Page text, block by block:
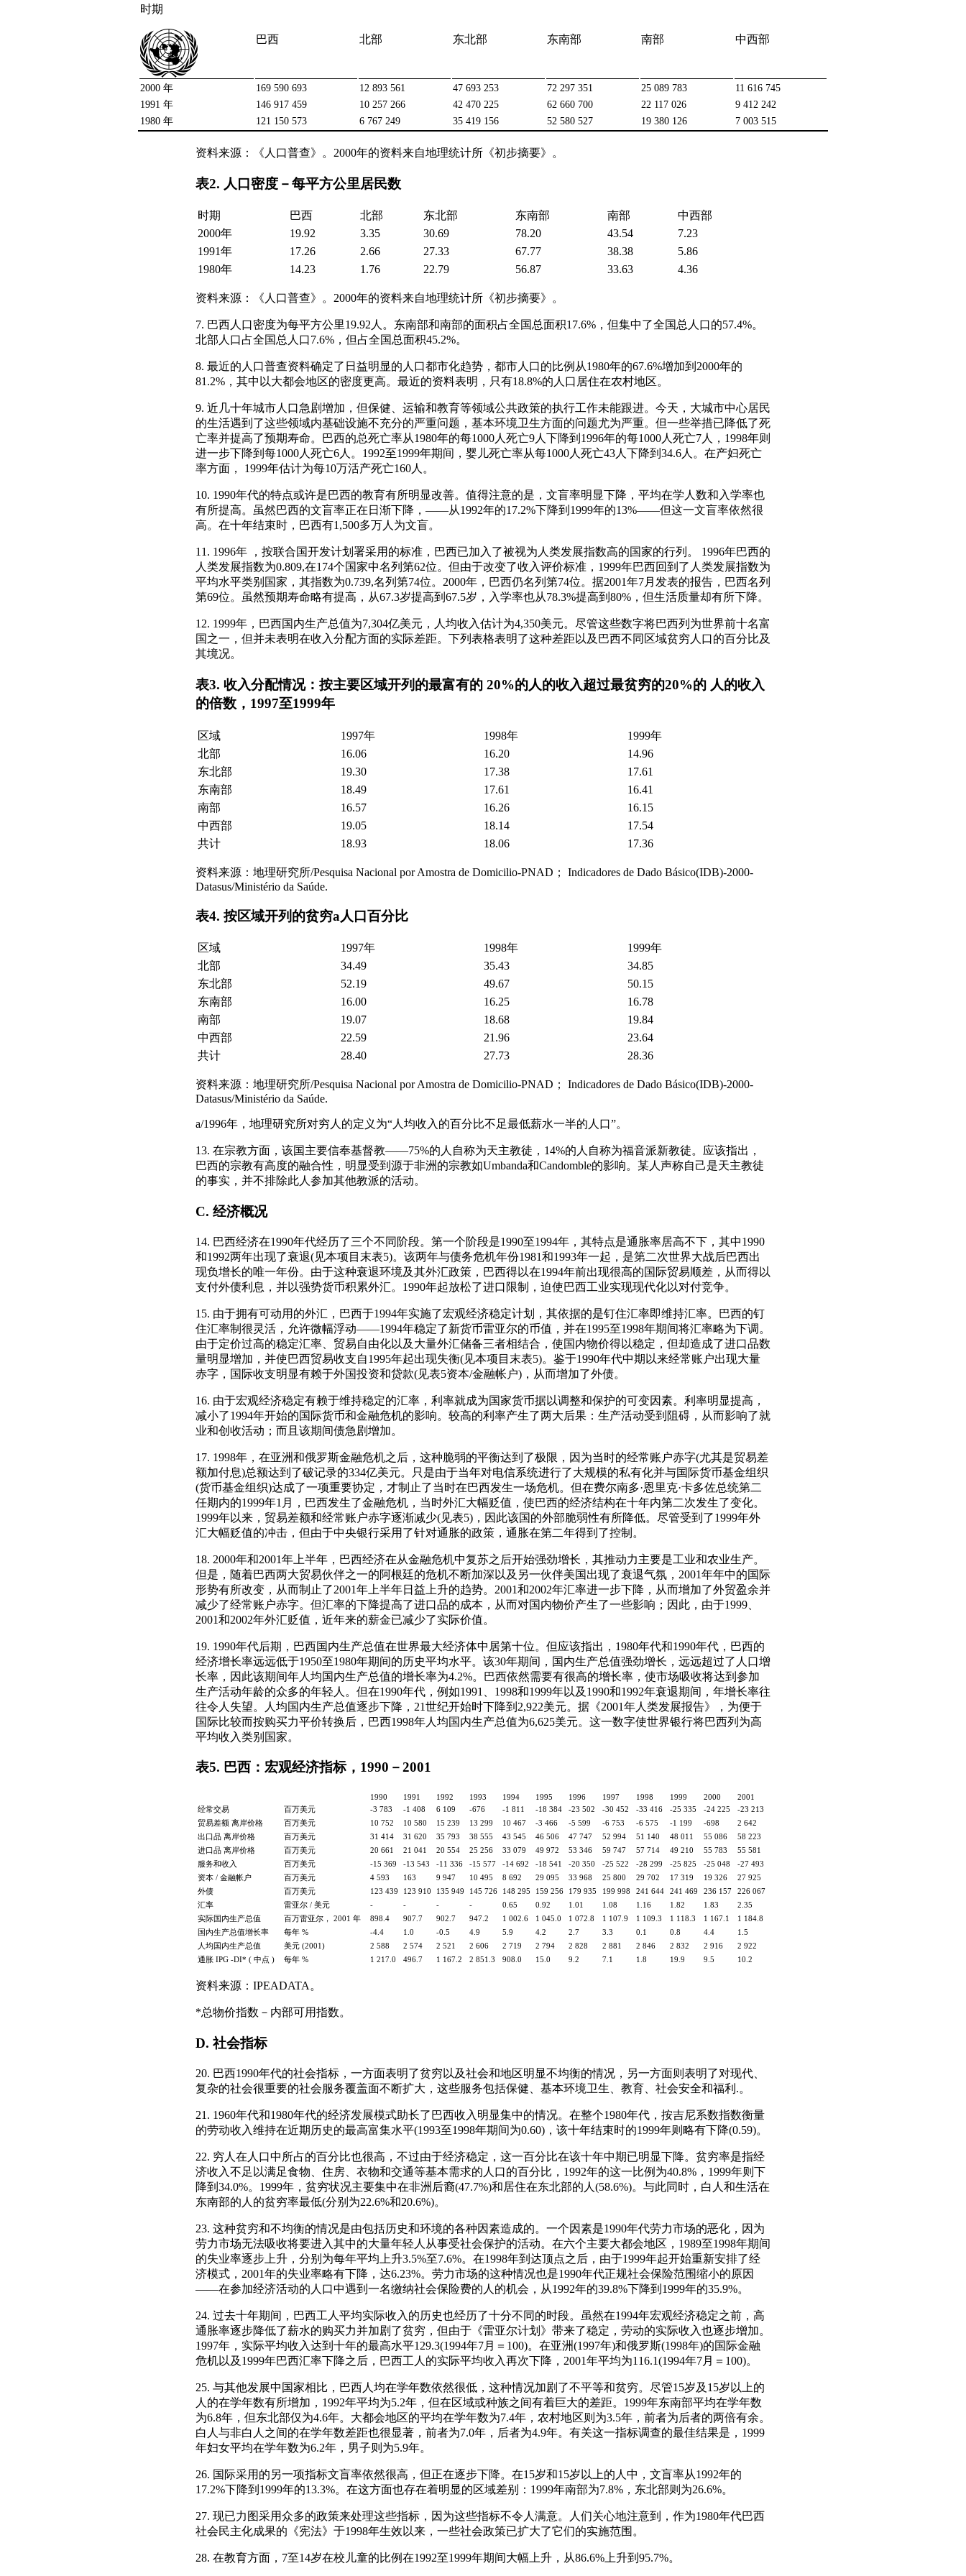
时期
巴西 北部 东北部 东南部 南部 中西部
2000 年 169 590 693 12 893 561 47 693 253 72 297 351 25 089 783
11 616 745
1991 年
146 917 459 10 257 266 42 470 225 62 660 700 22 117 026
9 412 242
1980 年
121 150 573 6 767 249 35 419 156 52 580 527 19 380 126 7 003 515
资料来源：《人口普查》。2000年的资料来自地理统计所《初步摘要》。
表2. 人口密度－每平方公里居民数
时期 巴西 北部 东北部 东南部 南部
中西部
2000年
19.92 3.35 30.69 78.20 43.54
7.23
1991年
17.26 2.66 27.33 67.77 38.38
5.86
1980年
14.23 1.76 22.79 56.87 33.63 4.36
资料来源：《人口普查》。2000年的资料来自地理统计所《初步摘要》。
7. 巴西人口密度为每平方公里19.92人。东南部和南部的面积占全国总面积17.6%，但集中了全国总人口的57.4%。
北部人口占全国总人口7.6%，但占全国总面积45.2%。
8. 最近的人口普查资料确定了日益明显的人口都市化趋势，都市人口的比例从1980年的67.6%增加到2000年的
81.2%，其中以大都会地区的密度更高。最近的资料表明，只有18.8%的人口居住在农村地区。
9. 近几十年城市人口急剧增加，但保健、运输和教育等领域公共政策的执行工作未能跟进。今天，大城市中心居民
的生活遇到了这些领域内基础设施不充分的严重问题，基本环境卫生方面的问题尤为严重。但一些举措已降低了死
亡率并提高了预期寿命。巴西的总死亡率从1980年的每1000人死亡9人下降到1996年的每1000人死亡7人，1998年则
进一步下降到每1000人死亡6人。1992至1999年期间，婴儿死亡率从每1000人死亡43人下降到34.6人。在产妇死亡
率方面， 1999年估计为每10万活产死亡160人。
10. 1990年代的特点或许是巴西的教育有所明显改善。值得注意的是，文盲率明显下降，平均在学人数和入学率也
有所提高。虽然巴西的文盲率正在日渐下降，――从1992年的17.2%下降到1999年的13%――但这一文盲率依然很
高。在十年结束时，巴西有1,500多万人为文盲。
11. 1996年 ，按联合国开发计划署采用的标准，巴西已加入了被视为人类发展指数高的国家的行列。 1996年巴西的
人类发展指数为0.809,在174个国家中名列第62位。但由于改变了收入评价标准，1999年巴西回到了人类发展指数为
平均水平类别国家，其指数为0.739,名列第74位。2000年，巴西仍名列第74位。据2001年7月发表的报告，巴西名列
第69位。虽然预期寿命略有提高，从67.3岁提高到67.5岁，入学率也从78.3%提高到80%，但生活质量却有所下降。
12. 1999年，巴西国内生产总值为7,304亿美元，人均收入估计为4,350美元。尽管这些数字将巴西列为世界前十名富
国之一，但并未表明在收入分配方面的实际差距。下列表格表明了这种差距以及巴西不同区域贫穷人口的百分比及
其境况。
表3. 收入分配情况：按主要区域开列的最富有的 20%的人的收入超过最贫穷的20%的 人的收入
的倍数，1997至1999年
区域 1997年 1998年
1999年
北部
16.06 16.20
14.96
东北部
19.30 17.38
17.61
东南部
18.49 17.61
16.41
南部
16.57 16.26
16.15
中西部
19.05 18.14
17.54
共计
18.93 18.06 17.36
资料来源：地理研究所/Pesquisa Nacional por Amostra de Domicilio-PNAD； Indicadores de Dado Básico(IDB)-2000-
Datasus/Ministério da Saúde.
表4. 按区域开列的贫穷a人口百分比
区域 1997年 1998年
1999年
北部
34.49 35.43
34.85
东北部
52.19 49.67
50.15
东南部
16.00 16.25
16.78
南部
19.07 18.68
19.84
中西部
22.59 21.96
23.64
共计
28.40 27.73 28.36
资料来源：地理研究所/Pesquisa Nacional por Amostra de Domicilio-PNAD； Indicadores de Dado Básico(IDB)-2000-
Datasus/Ministério da Saúde.
a/1996年，地理研究所对穷人的定义为“人均收入的百分比不足最低薪水一半的人口”。
13. 在宗教方面，该国主要信奉基督教――75%的人自称为天主教徒，14%的人自称为福音派新教徒。应该指出，
巴西的宗教有高度的融合性，明显受到源于非洲的宗教如Umbanda和Candomble的影响。某人声称自己是天主教徒
的事实，并不排除此人参加其他教派的活动。
C. 经济概况
14. 巴西经济在1990年代经历了三个不同阶段。第一个阶段是1990至1994年，其特点是通胀率居高不下，其中1990
和1992两年出现了衰退(见本项目末表5)。该两年与债务危机年份1981和1993年一起，是第二次世界大战后巴西出
现负增长的唯一年份。由于这种衰退环境及其外汇政策，巴西得以在1994年前出现很高的国际贸易顺差，从而得以
支付外债利息，并以强势货币积累外汇。1990年起放松了进口限制，迫使巴西工业实现现代化以对付竞争。
15. 由于拥有可动用的外汇，巴西于1994年实施了宏观经济稳定计划，其依据的是钉住汇率即维持汇率。巴西的钉
住汇率制很灵活，允许微幅浮动――1994年稳定了新货币雷亚尔的币值，并在1995至1998年期间将汇率略为下调。
由于定价过高的稳定汇率、贸易自由化以及大量外汇储备三者相结合，使国内物价得以稳定，但却造成了进口品数
量明显增加，并使巴西贸易收支自1995年起出现失衡(见本项目末表5)。鉴于1990年代中期以来经常账户出现大量
赤字，国际收支明显有赖于外国投资和贷款(见表5资本/金融帐户)，从而增加了外债。
16. 由于宏观经济稳定有赖于维持稳定的汇率，利率就成为国家货币据以调整和保护的可变因素。利率明显提高，
减小了1994年开始的国际货币和金融危机的影响。较高的利率产生了两大后果：生产活动受到阻碍，从而影响了就
业和创收活动；而且该期间债急剧增加。
17. 1998年，在亚洲和俄罗斯金融危机之后，这种脆弱的平衡达到了极限，因为当时的经常账户赤字(尤其是贸易差
额加付息)总额达到了破记录的334亿美元。只是由于当年对电信系统进行了大规模的私有化并与国际货币基金组织
(货币基金组织)达成了一项重要协定，才制止了当时在巴西发生一场危机。但在费尔南多·恩里克·卡多佐总统第二
任期内的1999年1月，巴西发生了金融危机，当时外汇大幅贬值，使巴西的经济结构在十年内第二次发生了变化。
1999年以来，贸易差额和经常账户赤字逐渐减少(见表5)，因此该国的外部脆弱性有所降低。尽管受到了1999年外
汇大幅贬值的冲击，但由于中央银行采用了针对通胀的政策，通胀在第二年得到了控制。
18. 2000年和2001年上半年，巴西经济在从金融危机中复苏之后开始强劲增长，其推动力主要是工业和农业生产。
但是，随着巴西两大贸易伙伴之一的阿根廷的危机不断加深以及另一伙伴美国出现了衰退气氛，2001年年中的国际
形势有所改变，从而制止了2001年上半年日益上升的趋势。2001和2002年汇率进一步下降，从而增加了外贸盈余并
减少了经常账户赤字。但汇率的下降提高了进口品的成本，从而对国内物价产生了一些影响；因此，由于1999、
2001和2002年外汇贬值，近年来的薪金已减少了实际价值。
19. 1990年代后期，巴西国内生产总值在世界最大经济体中居第十位。但应该指出，1980年代和1990年代，巴西的
经济增长率远远低于1950至1980年期间的历史平均水平。该30年期间，国内生产总值强劲增长，远远超过了人口增
长率，因此该期间年人均国内生产总值的增长率为4.2%。巴西依然需要有很高的增长率，使市场吸收将达到参加
生产活动年龄的众多的年轻人。但在1990年代，例如1991、1998和1999年以及1990和1992年衰退期间，年增长率往
往令人失望。人均国内生产总值逐步下降，21世纪开始时下降到2,922美元。据《2001年人类发展报告》，为便于
国际比较而按购买力平价转换后，巴西1998年人均国内生产总值为6,625美元。这一数字使世界银行将巴西列为高
平均收入类别国家。
表5. 巴西：宏观经济指标，1990－2001
1990 1991 1992 1993 1994 1995 1996 1997 1998 1999 2000
2001
经常交易
百万美元 -3 783 -1 408 6 109 -676 -1 811 -18 384 -23 502 -30 452 -33 416 -25 335 -24 225
-23 213
贸易差额 离岸价格
百万美元 10 752 10 580 15 239 13 299 10 467 -3 466 -5 599 -6 753 -6 575 -1 199 -698
2 642
出口品 离岸价格
百万美元 31 414 31 620 35 793 38 555 43 545 46 506 47 747 52 994 51 140 48 011 55 086
58 223
进口品 离岸价格
百万美元 20 661 21 041 20 554 25 256 33 079 49 972 53 346 59 747 57 714 49 210 55 783
55 581
服务和收入
百万美元 -15 369 -13 543 -11 336 -15 577 -14 692 -18 541 -20 350 -25 522 -28 299 -25 825 -25 048
-27 493
资本 / 金融帐户
百万美元 4 593 163 9 947 10 495 8 692 29 095 33 968 25 800 29 702 17 319 19 326
27 925
外债
百万美元 123 439 123 910 135 949 145 726 148 295 159 256 179 935 199 998 241 644 241 469 236 157
226 067
汇率
雷亚尔 / 美元 - - - - 0.65 0.92 1.01 1.08 1.16 1.82 1.83
2.35
实际国内生产总值
百万雷亚尔， 2001 年 898.4 907.7 902.7 947.2 1 002.6 1 045.0 1 072.8 1 107.9 1 109.3 1 118.3 1 167.1
1 184.8
国内生产总值增长率
每年 % -4.4 1.0 -0.5 4.9 5.9 4.2 2.7 3.3 0.1 0.8 4.4
1.5
人均国内生产总值
美元 (2001) 2 588 2 574 2 521 2 606 2 719 2 794 2 828 2 881 2 846 2 832 2 916
2 922
通胀 IPG ‑DI* ( 中点 )
每年 % 1 217.0 496.7 1 167.2 2 851.3 908.0 15.0 9.2 7.1 1.8 19.9 9.5 10.2
资料来源：IPEADATA。
*总物价指数－内部可用指数。
D. 社会指标
20. 巴西1990年代的社会指标，一方面表明了贫穷以及社会和地区明显不均衡的情况，另一方面则表明了对现代、
复杂的社会很重要的社会服务覆盖面不断扩大，这些服务包括保健、基本环境卫生、教育、社会安全和福利.。
21. 1960年代和1980年代的经济发展模式助长了巴西收入明显集中的情况。在整个1980年代，按吉尼系数指数衡量
的劳动收入维持在近期历史的最高富集水平(1993至1998年期间为0.60)，该十年结束时的1999年则略有下降(0.59)。
22. 穷人在人口中所占的百分比也很高，不过由于经济稳定，这一百分比在该十年中期已明显下降。贫穷率是指经
济收入不足以满足食物、住房、衣物和交通等基本需求的人口的百分比，1992年的这一比例为40.8%，1999年则下
降到34.0%。1999年，贫穷状况主要集中在非洲后裔(47.7%)和居住在东北部的人(58.6%)。与此同时，白人和生活在
东南部的人的贫穷率最低(分别为22.6%和20.6%)。
23. 这种贫穷和不均衡的情况是由包括历史和环境的各种因素造成的。一个因素是1990年代劳力市场的恶化，因为
劳力市场无法吸收将要进入其中的大量年轻人从事受社会保护的活动。在六个主要大都会地区，1989至1998年期间
的失业率逐步上升，分别为每年平均上升3.5%至7.6%。在1998年到达顶点之后，由于1999年起开始重新安排了经
济模式，2001年的失业率略有下降，达6.23%。劳力市场的这种情况也是1990年代正规社会保险范围缩小的原因
――在参加经济活动的人口中遇到一名缴纳社会保险费的人的机会，从1992年的39.8%下降到1999年的35.9%。
24. 过去十年期间，巴西工人平均实际收入的历史也经历了十分不同的时段。虽然在1994年宏观经济稳定之前，高
通胀率逐步降低了薪水的购买力并加剧了贫穷，但由于《雷亚尔计划》带来了稳定，劳动的实际收入也逐步增加。
1997年，实际平均收入达到十年的最高水平129.3(1994年7月＝100)。在亚洲(1997年)和俄罗斯(1998年)的国际金融
危机以及1999年巴西汇率下降之后，巴西工人的实际平均收入再次下降，2001年平均为116.1(1994年7月＝100)。
25. 与其他发展中国家相比，巴西人均在学年数依然很低，这种情况加剧了不平等和贫穷。尽管15岁及15岁以上的
人的在学年数有所增加，1992年平均为5.2年，但在区域或种族之间有着巨大的差距。1999年东南部平均在学年数
为6.8年，但东北部仅为4.6年。大都会地区的平均在学年数为7.4年，农村地区则为3.5年，前者为后者的两倍有余。
白人与非白人之间的在学年数差距也很显著，前者为7.0年，后者为4.9年。有关这一指标调查的最佳结果是，1999
年妇女平均在学年数为6.2年，男子则为5.9年。
26. 国际采用的另一项指标文盲率依然很高，但正在逐步下降。在15岁和15岁以上的人中，文盲率从1992年的
17.2%下降到1999年的13.3%。在这方面也存在着明显的区域差别：1999年南部为7.8%，东北部则为26.6%。
27. 现已力图采用众多的政策来处理这些指标，因为这些指标不令人满意。人们关心地注意到，作为1980年代巴西
社会民主化成果的《宪法》于1998年生效以来，一些社会政策已扩大了它们的实施范围。
28. 在教育方面，7至14岁在校儿童的比例在1992至1999年期间大幅上升，从86.6%上升到95.7%。